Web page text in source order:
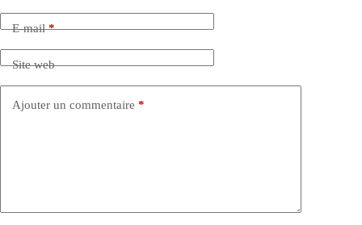
E-mail*
Site web
Ajouter un commentaire *